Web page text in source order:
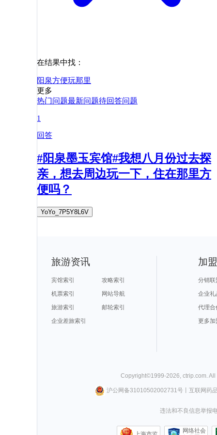
在结果中找：
阳泉方便玩那里
更多
热门问题最新问题待回答问题
1
回答
#阳泉墨玉宾馆#我想八月份过去探
亲，想去周边玩一下，住在那里方
便吗？
YoYo_7P5Y8L6V
旅游资讯
宾馆索引
攻略索引
机票索引
网站导航
旅游索引
邮轮索引
企业差旅索引
加
分销联
企业礼
代理合
更多加
Copyright©1999-2026 ctrip.com .
沪公网备31010502002731号丨 互联网药
违法和不良信息举报
网络社会